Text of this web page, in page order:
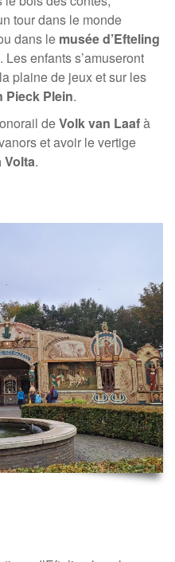
tour dans le monde
dans le musée d’Efteling
enfants s’amuseront
plaine de jeux et sur les
Pieck Plein.
deVolk van Laafà
et avoir le vertige
Volta.